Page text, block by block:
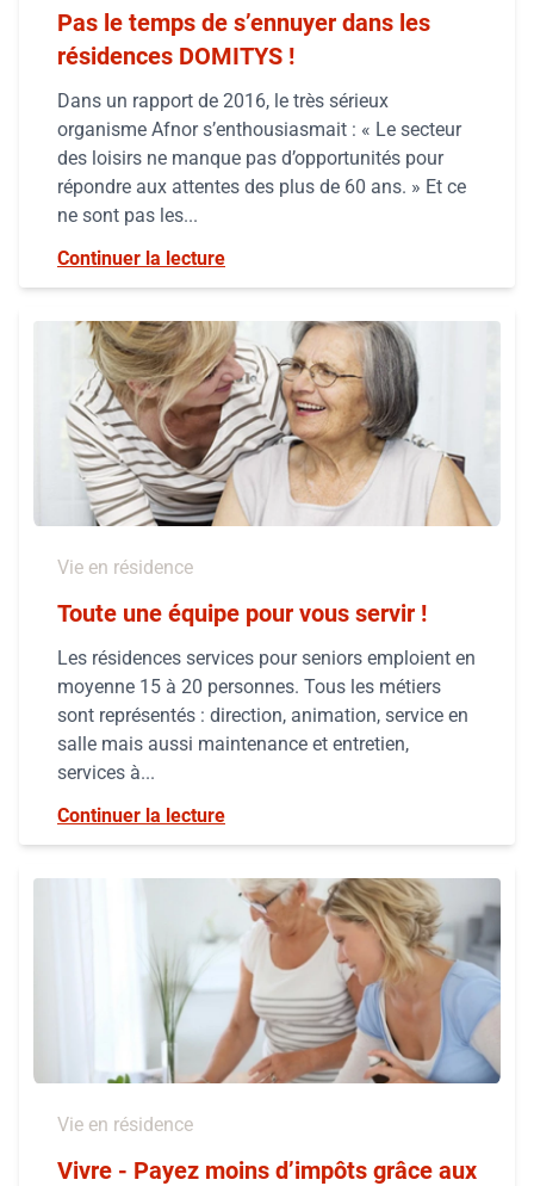
Pas le temps de s’ennuyer dans les
résidences DOMITYS !
Dans un rapport de 2016, le très sérieux
organisme Afnor s’enthousiasmait : « Le secteur
des loisirs ne manque pas d’opportunités pour
répondre aux attentes des plus de 60 ans. » Et ce
ne sont pas les...
Continuer la lecture
Vie en résidence
Toute une équipe pour vous servir !
Les résidences services pour seniors emploient en
moyenne 15 à 20 personnes. Tous les métiers
sont représentés : direction, animation, service en
salle mais aussi maintenance et entretien,
services à...
Continuer la lecture
Vie en résidence
Vivre - Payez moins d’impôts grâce aux